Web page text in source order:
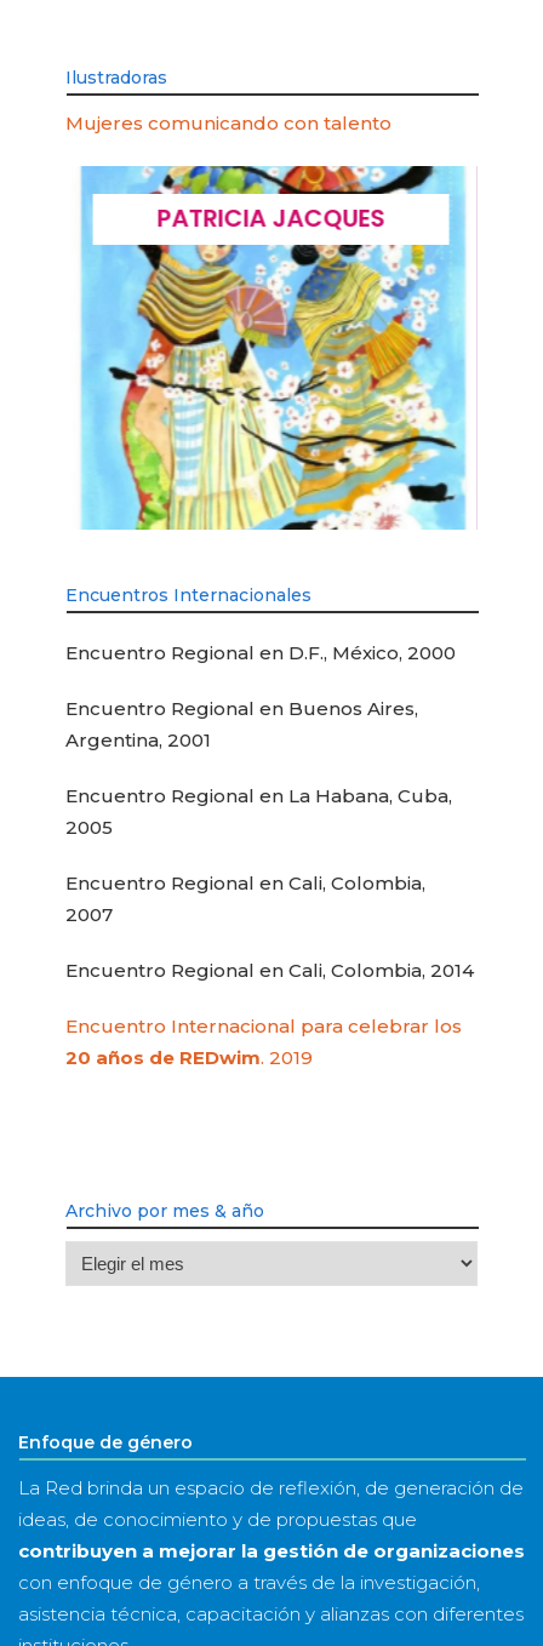
Ilustradoras
Mujeres comunicando con talento
PATRICIA JACQUES
Encuentros Internacionales
Encuentro Regional en D.F., México, 2000
Encuentro Regional en Buenos Aires,
Argentina, 2001
Encuentro Regional en La Habana, Cuba,
2005
Encuentro Regional en Cali, Colombia,
2007
Encuentro Regional en Cali, Colombia, 2014
Encuentro Internacional para celebrar los
20 años de REDwim. 2019
Archivo por mes & año
Archivo
por
año
Enfoque de género
La Red brinda un espacio de reflexión, de generación de
ideas, de conocimiento y de propuestas que
contribuyen a mejorar la gestión de organizaciones
con enfoque de género a través de la investigación,
asistencia técnica, capacitación y alianzas con diferentes